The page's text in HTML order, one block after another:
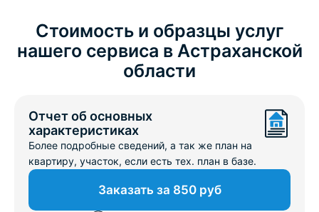
Стоимость и образцы услуг
нашего сервиса в Астраханской
области
Отчет об основных
характеристиках
Более подробные сведений, а так же план на
квартиру, участок, если есть тех. план в базе.
Заказать за 850 руб